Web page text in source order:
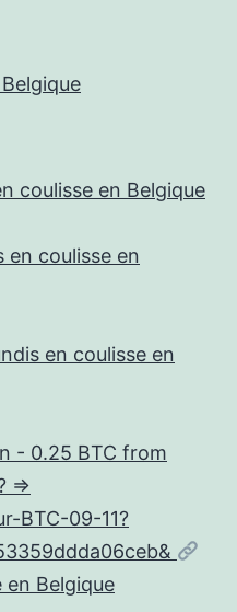
coulisse en Belgique
en coulisse en
en coulisse en
- 0.25 BTC from
=>
BTC-09-11?
en Belgique